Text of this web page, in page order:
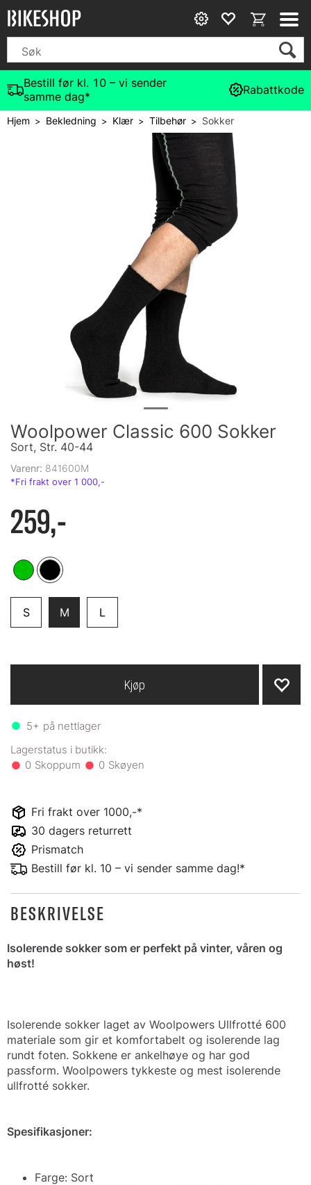
Bestill før kl. 10 – vi sender
samme dag*
Rabattkode
Hjem> Bekledning > Klær>Tilbehør> Sokker
Woolpower Classic 600 Sokker
Sort, Str. 40-44
Varenr: 841600M
259,-
S M L
5+ på nettlager
0 0
Kjøp
Fri frakt over 1000,-*
30 dagers returrett
Prismatch
Bestill før kl. 10 – vi sender samme dag!*
BESKRIVELSE
Isolerende sokker som er perfekt på vinter, våren og
høst!
Isolerende sokker laget av Woolpowers Ullfrotté 600
materiale som gir et komfortabelt og isolerende lag
rundt foten. Sokkene er ankelhøye og har god
passform. Woolpowers tykkeste og mest isolerende
ullfrotté sokker.
Spesifikasjoner:
Farge: Sort